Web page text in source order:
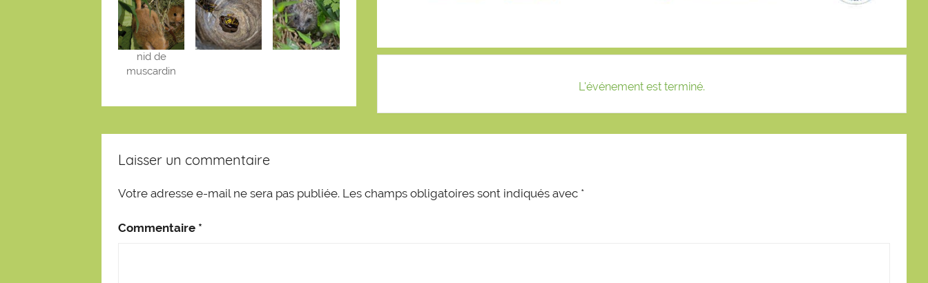
L'événement est terminé.
nid de
muscardin
Laisser un commentaire
Votre adresse e-mail ne sera pas publiée. Les champs obligatoires sont indiqués avec *
Commentaire *